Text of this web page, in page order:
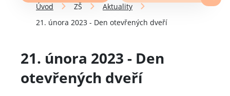
Úvod ZŠ
Aktuality
21. února 2023 - Den otevřených dveří
21. února 2023 - Den
otevřených dveří